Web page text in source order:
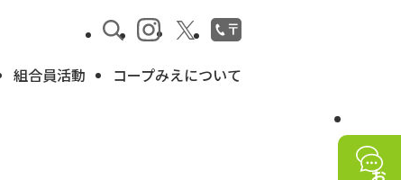
組合員活動 コープみえについて